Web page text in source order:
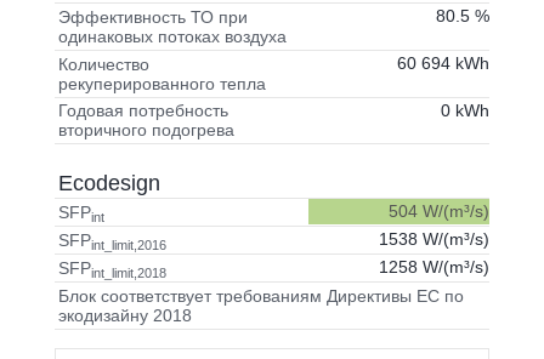
Эффективность ТО при
одинаковых потоках воздуха
80.5 %
Количество
рекуперированного тепла
60 694 kWh
Годовая потребность
вторичного подогрева
0 kWh
Ecodesign
SFPint
504 W/(m³/s)
SFPint_limit,2016
1538 W/(m³/s)
SFPint_limit,2018
1258 W/(m³/s)
Блок соответствует требованиям Директивы ЕС по
экодизайну 2018